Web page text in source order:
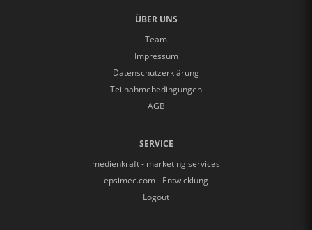
ÜBER UNS
Team
Impressum
Datenschutzerklärung
Teilnahmebedingungen
AGB
SERVICE
medienkraft - marketing services
epsimec.com - Entwicklung
Logout